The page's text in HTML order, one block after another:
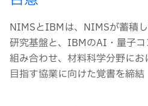
NIMSとIBMは、NIMSが蓄積
研究基盤と、IBMのAI・量子
組み合わせ、材料科学分野に
目指す協業に向けた覚書を締結